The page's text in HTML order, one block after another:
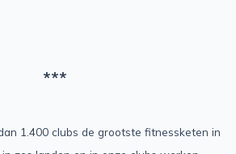
***
1.400 clubs de grootste fitnessketen in